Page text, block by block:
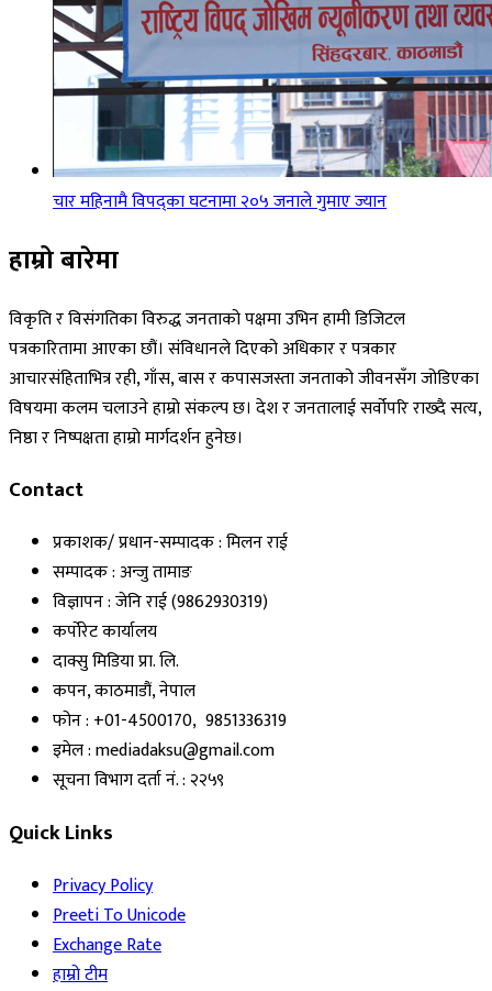
चार महिनामै विपद्का घटनामा २०५ जनाले गुमाए ज्यान
हाम्रो बारेमा
विकृति र विसंगतिका विरुद्ध जनताको पक्षमा उभिन हामी डिजिटल
पत्रकारितामा आएका छौं। संविधानले दिएको अधिकार र पत्रकार
आचारसंहिताभित्र रही, गाँस, बास र कपासजस्ता जनताको जीवनसँग जोडिएका
विषयमा कलम चलाउने हाम्रो संकल्प छ। देश र जनतालाई सर्वोपरि राख्दै सत्य,
निष्ठा र निष्पक्षता हाम्रो मार्गदर्शन हुनेछ।
Contact
प्रकाशक/ प्रधान-सम्पादक : मिलन राई
सम्पादक : अन्जु तामाङ
विज्ञापन : जेनि राई (9862930319)
कर्पोरेट कार्यालय
दाक्सु मिडिया प्रा. लि.
कपन, काठमाडौं, नेपाल
फोन : +01-4500170, 9851336319
इमेल : mediadaksu@gmail.com
सूचना विभाग दर्ता नं. : २२५९
Quick Links
Privacy Policy
Preeti To Unicode
Exchange Rate
हाम्रो टीम